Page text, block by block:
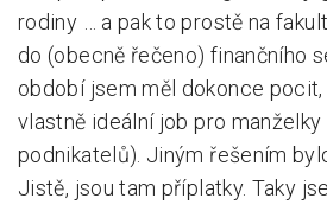
rodiny … a pak to prostě na
do (obecně řečeno) finančního
období jsem měl dokonce pocit,
vlastně ideální job pro
podnikatelů). Jiným řešením
Jistě, jsou tam příplatky. Taky